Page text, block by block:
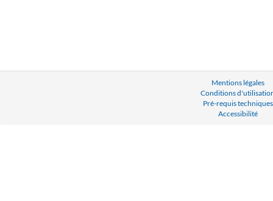
Mentions légales
Conditions
Pré-requis techniques
Accessibilité